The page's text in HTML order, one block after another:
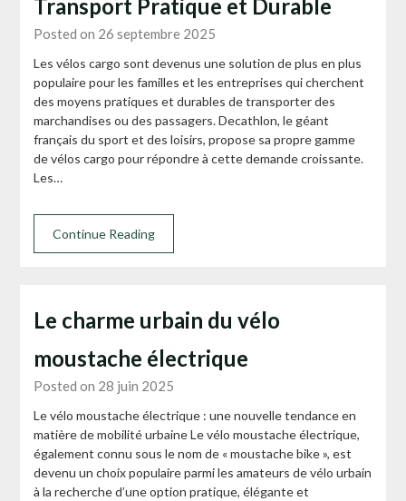
Transport Pratique et Durable
Posted on 26 septembre 2025
Les vélos cargo sont devenus une solution de plus en plus
populaire pour les familles et les entreprises qui cherchent
des moyens pratiques et durables de transporter des
marchandises ou des passagers. Decathlon, le géant
français du sport et des loisirs, propose sa propre gamme
de vélos cargo pour répondre à cette demande croissante.
Les…
Continue Reading
Le charme urbain du vélo
moustache électrique
Posted on 28 juin 2025
Le vélo moustache électrique : une nouvelle tendance en
matière de mobilité urbaine Le vélo moustache électrique,
également connu sous le nom de « moustache bike », est
devenu un choix populaire parmi les amateurs de vélo urbain
à la recherche d’une option pratique, élégante et